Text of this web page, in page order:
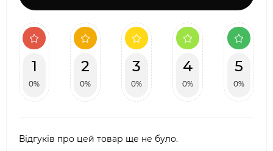
1
0%
2
0%
3
0%
4
0%
5
0%
Відгуків про цей товар ще не було.